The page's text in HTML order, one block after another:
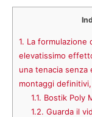
1. La formulazione
elevatissimo
una tenacia senza
montaggi
1.1. Bostik Poly
1.2. Guarda il